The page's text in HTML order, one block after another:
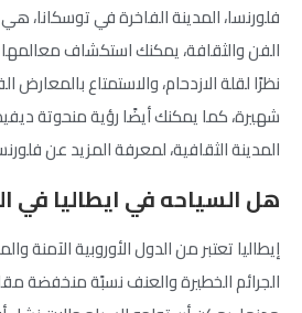
فلورنسا، المدينة الفاخرة في
الفن والثقافة، يمكنك استكشاف
نظرًا لقلة الازدحام، والاستمتاع
شهيرة، كما يمكنك أيضًا رؤية منحوتة
المدينة الثقافية، لمعرفة المزيد عن
هل السياحه في ايطاليا في
إيطاليا تعتبر من الدول الأوروبية
الجرائم الخطيرة والعنف نسبًة منخفضة